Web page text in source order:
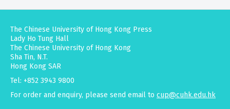
The Chinese University of Hong Kong Press
Lady Ho Tung Hall
The Chinese University of Hong Kong
Sha Tin, N.T.
Hong Kong SAR
Tel: +852 3943 9800
For order and enquiry, please send email to cup@cuhk.edu.hk